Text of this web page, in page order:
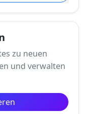
zu neuen
und verwalten